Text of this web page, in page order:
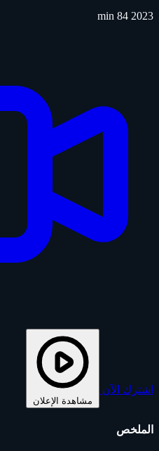
2023
84 min
اشترك الآن
مشاهدة الإعلان
الملخص